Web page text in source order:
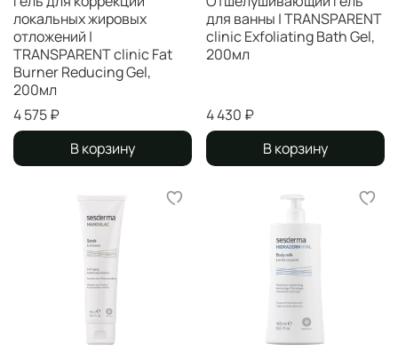
локальных жировых
отложений |
TRANSPARENT clinic Fat
Burner Reducing Gel,
200мл
4 575 ₽
В корзину
для ванны | TRANSPARENT
clinic Exfoliating Bath Gel,
200мл
4 430 ₽
В корзину